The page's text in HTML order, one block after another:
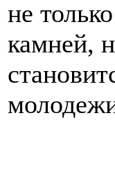
не
камней,